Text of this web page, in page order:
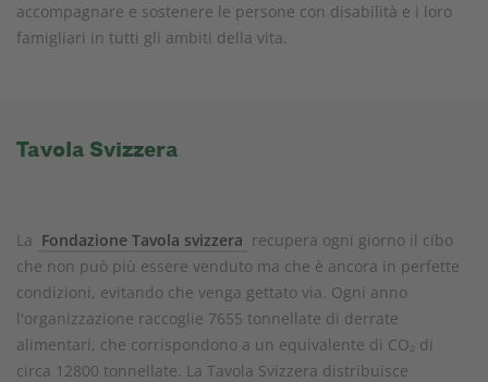
accompagnare e sostenere le persone con disabilità e i loro
famigliari in tutti gli ambiti della vita.
Tavola Svizzera
La Fondazione Tavola svizzera recupera ogni giorno il cibo
che non può più essere venduto ma che è ancora in perfette
condizioni, evitando che venga gettato via. Ogni anno
l'organizzazione raccoglie 7655 tonnellate di derrate
alimentari, che corrispondono a un equivalente di CO₂ di
circa 12800 tonnellate. La Tavola Svizzera distribuisce